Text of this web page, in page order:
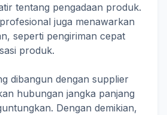
tentang pengadaan produk.
juga menawarkan
seperti pengiriman cepat
produk.
dibangun dengan supplier
hubungan jangka panjang
Dengan demikian,